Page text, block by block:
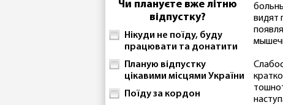
Чи плануєте вже літню
відпустку?
Нікуди не поїду, буду
працювати та донатити
Планую відпустку
цікавими місцями України
Поїду за кордон
видят